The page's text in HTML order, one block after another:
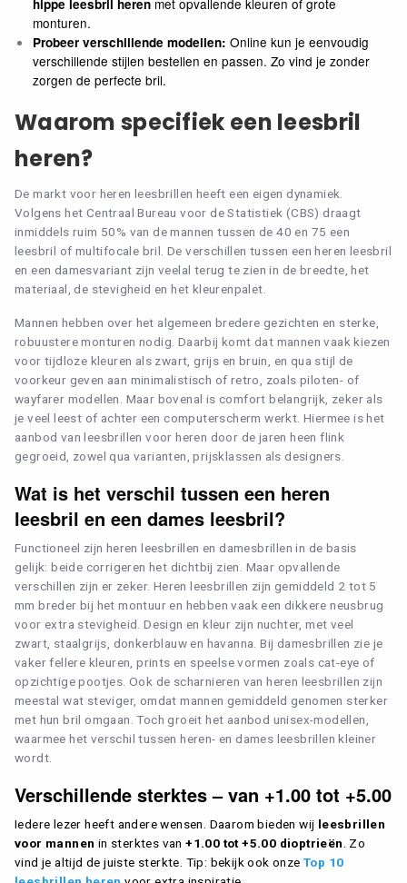
Kunststof(2)
hippe leesbril heren met opvallende kleuren of grote
monturen.
Probeer verschillende modellen: Online kun je eenvoudig
verschillende stijlen bestellen en passen. Zo vind je zonder
zorgen de perfecte bril.
Waarom specifiek een leesbril
heren?
De markt voor heren leesbrillen heeft een eigen dynamiek.
Volgens het Centraal Bureau voor de Statistiek (CBS) draagt
inmiddels ruim 50% van de mannen tussen de 40 en 75 een
leesbril of multifocale bril. De verschillen tussen een heren leesbril
en een damesvariant zijn veelal terug te zien in de breedte, het
materiaal, de stevigheid en het kleurenpalet.
Mannen hebben over het algemeen bredere gezichten en sterke,
robuustere monturen nodig. Daarbij komt dat mannen vaak kiezen
voor tijdloze kleuren als zwart, grijs en bruin, en qua stijl de
voorkeur geven aan minimalistisch of retro, zoals piloten- of
wayfarer modellen. Maar bovenal is comfort belangrijk, zeker als
je veel leest of achter een computerscherm werkt. Hiermee is het
aanbod van leesbrillen voor heren door de jaren heen flink
gegroeid, zowel qua varianten, prijsklassen als designers.
Wat is het verschil tussen een heren
leesbril en een dames leesbril?
Functioneel zijn heren leesbrillen en damesbrillen in de basis
gelijk: beide corrigeren het dichtbij zien. Maar opvallende
verschillen zijn er zeker. Heren leesbrillen zijn gemiddeld 2 tot 5
mm breder bij het montuur en hebben vaak een dikkere neusbrug
voor extra stevigheid. Design en kleur zijn nuchter, met veel
zwart, staalgrijs, donkerblauw en havanna. Bij damesbrillen zie je
vaker fellere kleuren, prints en speelse vormen zoals cat-eye of
opzichtige pootjes. Ook de scharnieren van heren leesbrillen zijn
meestal wat steviger, omdat mannen gemiddeld genomen sterker
met hun bril omgaan. Toch groeit het aanbod unisex-modellen,
waarmee het verschil tussen heren- en dames leesbrillen kleiner
wordt.
Verschillende sterktes – van +1.00 tot +5.00
Iedere lezer heeft andere wensen. Daarom bieden wij leesbrillen
voor mannen in sterktes van+1.00 tot +5.00 dioptrieën. Zo
vind je altijd de juiste sterkte. Tip: bekijk ook onze Top 10